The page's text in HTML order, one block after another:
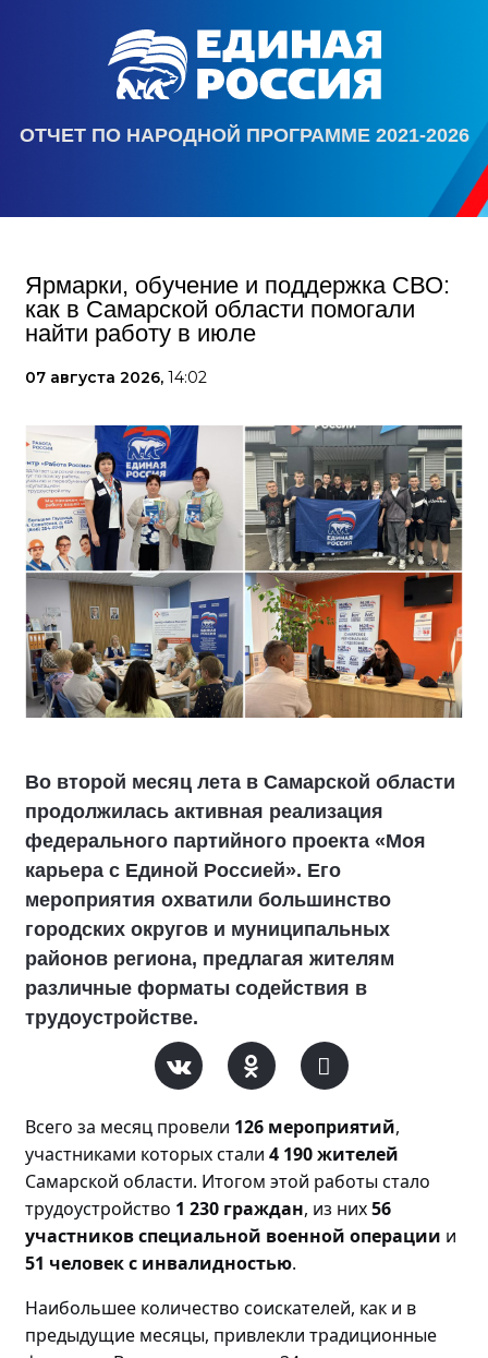
ОТЧЕТ ПО НАРОДНОЙ ПРОГРАММЕ 2021-2026
Ярмарки, обучение и поддержка СВО:
как в Самарской области помогали
найти работу в июле
07 августа 2026, 14:02
Во второй месяц лета в Самарской области
продолжилась активная реализация
федерального партийного проекта «Моя
карьера с Единой Россией». Его
мероприятия охватили большинство
городских округов и муниципальных
районов региона, предлагая жителям
различные форматы содействия в
трудоустройстве.
Всего за месяц провели 126 мероприятий,
участниками которых стали 4 190 жителей
Самарской области. Итогом этой работы стало
трудоустройство 1 230 граждан, из них56
участников специальной военной операции и
51 человек с инвалидностью.
Наибольшее количество соискателей, как и в
предыдущие месяцы, привлекли традиционные